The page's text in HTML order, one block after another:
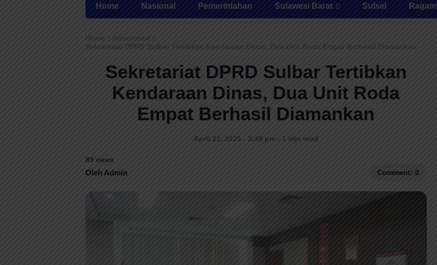
Home Nasional Pemerintahan Sulawesi Barat Sulsel Ragam
Home Advertorial /
Sekretariat DPRD Sulbar Tertibkan Kendaraan Dinas, Dua Unit Roda Empat Berhasil Diamankan
Sekretariat DPRD Sulbar Tertibkan
Kendaraan Dinas, Dua Unit Roda
Empat Berhasil Diamankan
April 21, 2025 - 3:49 pm - 1 min read
89 views
Oleh Admin Comment: 0